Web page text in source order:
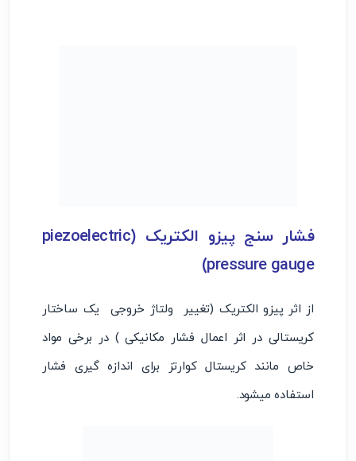
فشار سنج پیزو الکتریک (piezoelectric
pressure gauge)
از اثر پیزو الکتریک (تغییر ولتاژ خروجی یک ساختار
کریستالی در اثر اعمال فشار مکانیکی ) در برخی مواد
خاص مانند کریستال کوارتز برای اندازه گیری فشار
استفاده میشود.